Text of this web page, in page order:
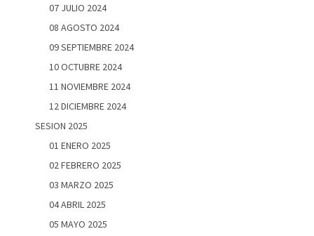
07 JULIO 2024
08 AGOSTO 2024
09 SEPTIEMBRE 2024
10 OCTUBRE 2024
11 NOVIEMBRE 2024
12 DICIEMBRE 2024
SESION 2025
01 ENERO 2025
02 FEBRERO 2025
03 MARZO 2025
04 ABRIL 2025
05 MAYO 2025